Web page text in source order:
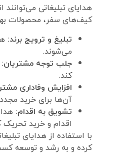
هدایای تبلیغاتی
کیف‌های سفر، محصولات
تبلیغ و ترویج برند:
می‌شوند.
جلب توجه مشتریان:
کند.
افزایش وفاداری
آن‌ها برای خرید
تشویق به اقدام:
اقدام و خرید تحریک
با استفاده از هدایای
کرده و به رشد و توسعه